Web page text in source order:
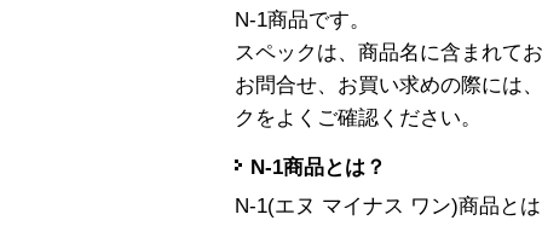
N-1商品です。
スペックは、商品名に含まれて
お問合せ、お買い求めの際には
クをよくご確認ください。
N-1商品とは？
N-1(エヌ マイナス ワン)商品と